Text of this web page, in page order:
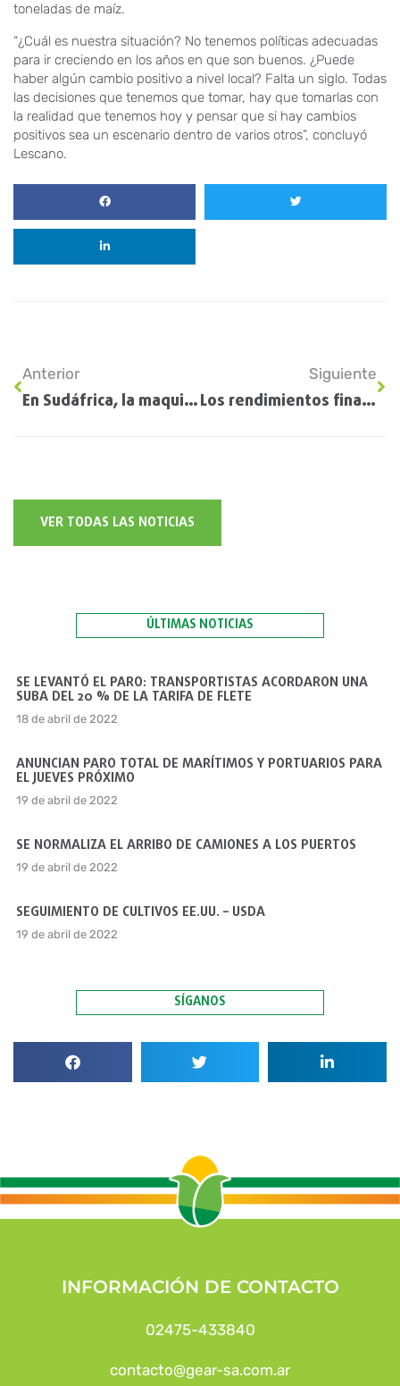
toneladas de maíz.
“¿Cuál es nuestra situación? No tenemos políticas adecuadas
para ir creciendo en los años en que son buenos. ¿Puede
haber algún cambio positivo a nivel local? Falta un siglo. Todas
las decisiones que tenemos que tomar, hay que tomarlas con
la realidad que tenemos hoy y pensar que si hay cambios
positivos sea un escenario dentro de varios otros”, concluyó
Lescano.
Anterior
En Sudáfrica, la maquinaria agrícola argentina muestra todo su potencial
Siguiente
Los rendimientos finales en soja evidenciaron la «cruda » realidad de la sequía en Santa Fe
VER TODAS LAS NOTICIAS
ÚLTIMAS NOTICIAS
SE LEVANTÓ EL PARO: TRANSPORTISTAS ACORDARON UNA
SUBA DEL 20 % DE LA TARIFA DE FLETE
18 de abril de 2022
ANUNCIAN PARO TOTAL DE MARÍTIMOS Y PORTUARIOS PARA
EL JUEVES PRÓXIMO
19 de abril de 2022
SE NORMALIZA EL ARRIBO DE CAMIONES A LOS PUERTOS
19 de abril de 2022
SEGUIMIENTO DE CULTIVOS EE.UU. – USDA
19 de abril de 2022
SÍGANOS
INFORMACIÓN DE CONTACTO
02475-433840
contacto@gear-sa.com.ar